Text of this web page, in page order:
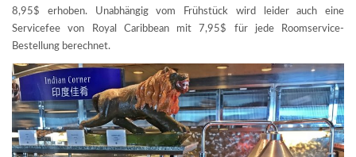
8,95$ erhoben. Unabhängig vom Frühstück wird leider auch eine
Servicefee von Royal Caribbean mit 7,95$ für jede Roomservice-
Bestellung berechnet.